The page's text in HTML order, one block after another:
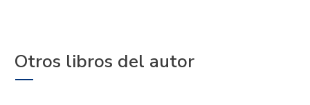
Otros libros del autor